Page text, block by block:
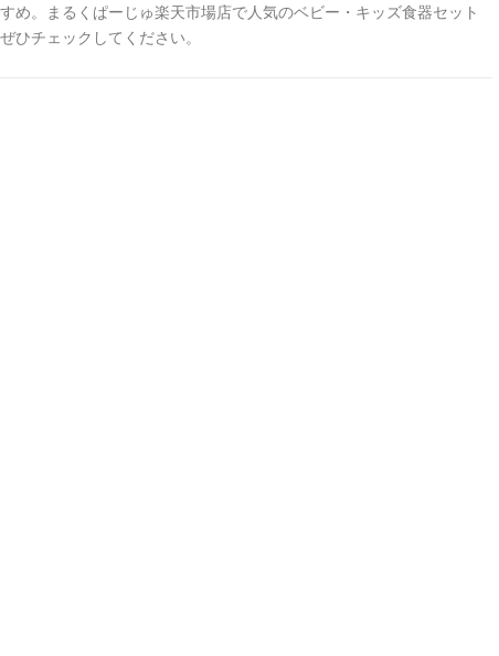
め。まるくぱーじゅ楽天市場店で人気のベビー・キッズ食器セット
ひチェックしてください。